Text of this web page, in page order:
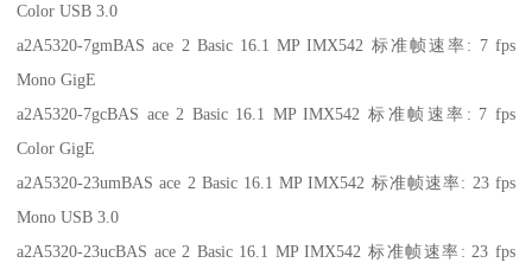
Color USB 3.0
a2A5320-7gmBAS ace 2 Basic 16.1 MP IMX542 标准帧速率: 7 fps
Mono GigE
a2A5320-7gcBAS ace 2 Basic 16.1 MP IMX542 标准帧速率: 7 fps
Color GigE
a2A5320-23umBAS ace 2 Basic 16.1 MP IMX542 标准帧速率: 23 fps
Mono USB 3.0
a2A5320-23ucBAS ace 2 Basic 16.1 MP IMX542 标准帧速率: 23 fps